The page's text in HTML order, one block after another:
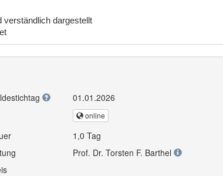
verständlich dargestellt
01.01.2026
online
1,0 Tag
Prof. Dr. Torsten F. Barthel